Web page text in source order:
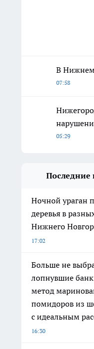
В Нижнем
07:58
05:29
Последние
Ночной ураган
деревья в
Нижнего
17:02
Больше не
лопнувшие
метод
помидоров из
с идеальным
16:30